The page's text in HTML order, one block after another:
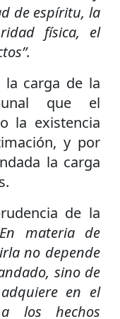
de espíritu, la
física, el
la carga de la
que el
la existencia
y por
la carga
de la
materia de
no depende
sino de
en el
los hechos